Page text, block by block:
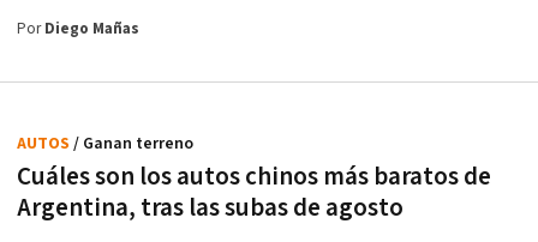
PorDiego Mañas
Cuáles son los autos chinos más baratos de
Argentina, tras las subas de agosto
AUTOS / Ganan terreno